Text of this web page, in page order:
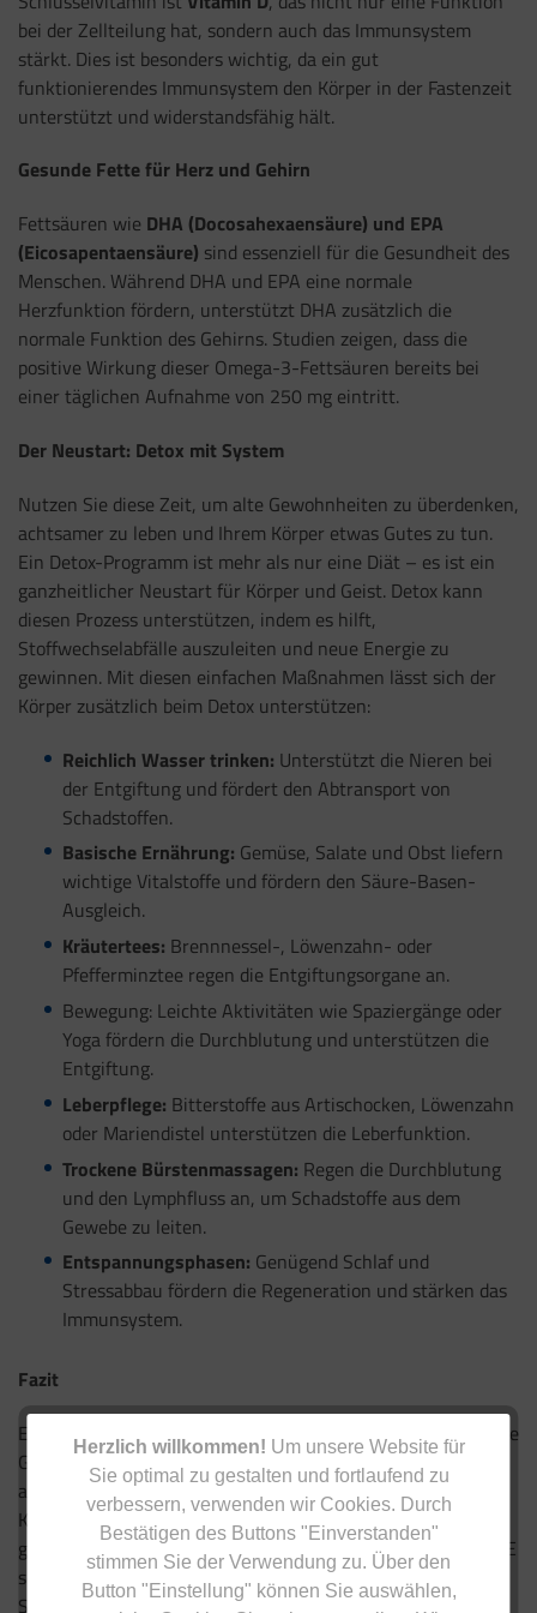
Herzlich willkommen! Um unsere Website für
Sie optimal zu gestalten und fortlaufend zu
verbessern, verwenden wir Cookies. Durch
Bestätigen des Buttons "Einverstanden"
stimmen Sie der Verwendung zu. Über den
Button "Einstellung" können Sie auswählen,
bei der Zellteilung hat, sondern auch das Immunsystem
stärkt. Dies ist besonders wichtig, da ein gut
funktionierendes Immunsystem den Körper in der Fastenzeit
unterstützt und widerstandsfähig hält.
Gesunde Fette für Herz und Gehirn
Fettsäuren wie DHA (Docosahexaensäure) und EPA
(Eicosapentaensäure) sind essenziell für die Gesundheit des
Menschen. Während DHA und EPA eine normale
Herzfunktion fördern, unterstützt DHA zusätzlich die
normale Funktion des Gehirns. Studien zeigen, dass die
positive Wirkung dieser Omega-3-Fettsäuren bereits bei
einer täglichen Aufnahme von 250 mg eintritt.
Der Neustart: Detox mit System
Nutzen Sie diese Zeit, um alte Gewohnheiten zu überdenken,
achtsamer zu leben und Ihrem Körper etwas Gutes zu tun.
Ein Detox-Programm ist mehr als nur eine Diät – es ist ein
ganzheitlicher Neustart für Körper und Geist. Detox kann
diesen Prozess unterstützen, indem es hilft,
Stoffwechselabfälle auszuleiten und neue Energie zu
gewinnen. Mit diesen einfachen Maßnahmen lässt sich der
Körper zusätzlich beim Detox unterstützen:
Reichlich Wasser trinken: Unterstützt die Nieren bei
der Entgiftung und fördert den Abtransport von
Schadstoffen.
Basische Ernährung: Gemüse, Salate und Obst liefern
wichtige Vitalstoffe und fördern den Säure-Basen-
Ausgleich.
Kräutertees: Brennnessel-, Löwenzahn- oder
Pfefferminztee regen die Entgiftungsorgane an.
Bewegung: Leichte Aktivitäten wie Spaziergänge oder
Yoga fördern die Durchblutung und unterstützen die
Entgiftung.
Leberpflege: Bitterstoffe aus Artischocken, Löwenzahn
oder Mariendistel unterstützen die Leberfunktion.
Trockene Bürstenmassagen: Regen die Durchblutung
und den Lymphfluss an, um Schadstoffe aus dem
Gewebe zu leiten.
Entspannungsphasen: Genügend Schlaf und
Stressabbau fördern die Regeneration und stärken das
Immunsystem.
Fazit
Ein Detox-Programm während der Fastenzeit bietet die ideale
Gelegenheit, den Körper zu entlasten, den Stoffwechsel zu
aktivieren und neue Energie zu gewinnen. Mit der richtigen
Kombination aus frischer, nährstoffreicher Ernährung,
gezielten Mikronährstoffen wie Cholin, Zink, Vitamin D und E
sowie gesunden Fettsäuren wie DHA und EPA unterstützen
Sie Ihre Leber, den Darm und das Immunsystem optimal.